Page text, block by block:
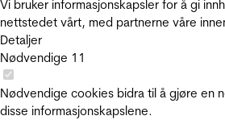
Vi bruker informasjonskapsler for å gi
nettstedet vårt, med partnerne våre
Detaljer
Nødvendige 11
Nødvendige cookies bidra til å gjøre en
disse informasjonskapslene.